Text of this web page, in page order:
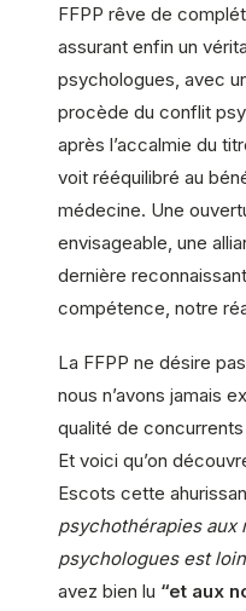
FFPP rêve de
assurant enfin un
psychologues, avec
procède du conflit
après l’accalmie du
voit rééquilibré au
médecine. Une
envisageable, une
dernière
compétence, notre
La FFPP ne désire
nous n’avons jamais
qualité de
Et voici qu’on
Escots cette
psychothérapies
psychologues est
avez bien lu “et aux